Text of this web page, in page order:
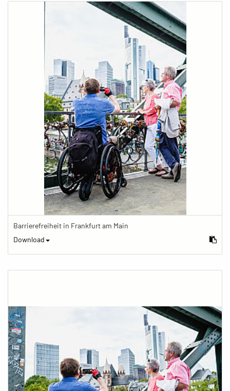
Barrierefreiheit in Frankfurt am Main
Download